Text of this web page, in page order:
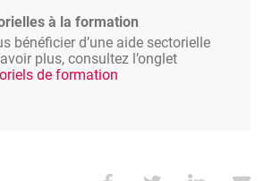
à la formation
bénéficier d’une aide sectorielle
plus, consultez l’onglet
de formation